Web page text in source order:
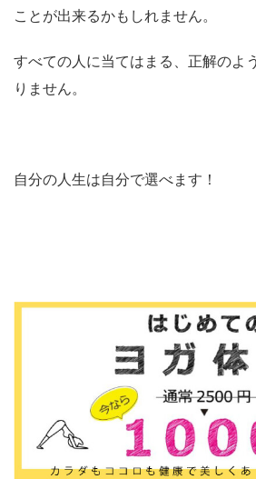
ことが出来るかもしれません。
すべての人に当てはまる、正解のよ
りません。
自分の人生は自分で選べます！